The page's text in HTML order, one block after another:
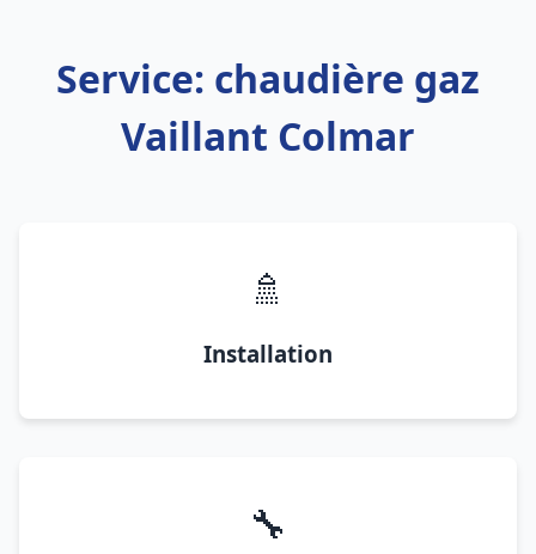
Service: chaudière gaz
Vaillant Colmar
🚿
Installation
🔧